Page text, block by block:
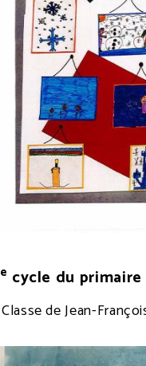
e cycle du primaire
Classe de Jean-